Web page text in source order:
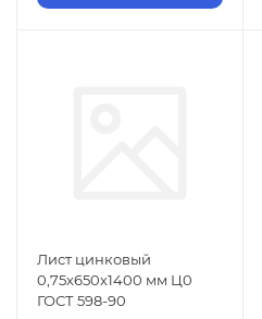
Лист цинковый
0,75х650х1400 мм Ц0
ГОСТ 598-90